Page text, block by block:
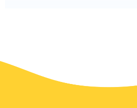
même à la demande. Bien que
recommandons de réserver